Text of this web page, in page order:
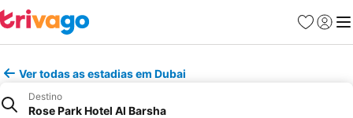
Favoritos
Iniciar
Ver todas as estadias em Dubai
Destino
Rose Park Hotel Al Barsha